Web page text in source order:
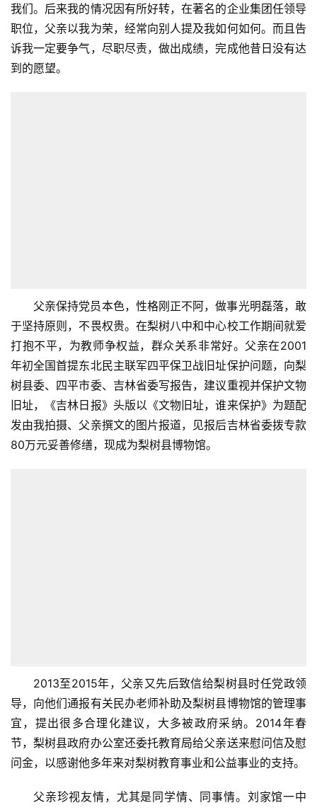
我们。后来我的情况因有所好转，在著名的企业集团任领导
职位，父亲以我为荣，经常向别人提及我如何如何。而且告
诉我一定要争气，尽职尽责，做出成绩，完成他昔日没有达
到的愿望。
父亲保持党员本色，性格刚正不阿，做事光明磊落，敢
于坚持原则，不畏权贵。在梨树八中和中心校工作期间就爱
打抱不平，为教师争权益，群众关系非常好。父亲在2001
年初全国首提东北民主联军四平保卫战旧址保护问题，向梨
树县委、四平市委、吉林省委写报告，建议重视并保护文物
旧址，《吉林日报》头版以《文物旧址，谁来保护》为题配
发由我拍摄、父亲撰文的图片报道，见报后吉林省委拨专款
80万元妥善修缮，现成为梨树县博物馆。
2013至2015年，父亲又先后致信给梨树县时任党政领
导，向他们通报有关民办老师补助及梨树县博物馆的管理事
宜，提出很多合理化建议，大多被政府采纳。2014年春
节，梨树县政府办公室还委托教育局给父亲送来慰问信及慰
问金，以感谢他多年来对梨树教育事业和公益事业的支持。
父亲珍视友情，尤其是同学情、同事情。刘家馆一中